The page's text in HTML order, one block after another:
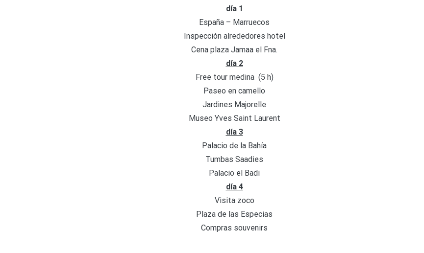
día 1
España – Marruecos
Inspección alrededores hotel
Cena plaza Jamaa el Fna.
día 2
Free tour medina (5 h)
Paseo en camello
Jardines Majorelle
Museo Yves Saint Laurent
día 3
Palacio de la Bahía
Tumbas Saadies
Palacio el Badi
día 4
Visita zoco
Plaza de las Especias
Compras souvenirs